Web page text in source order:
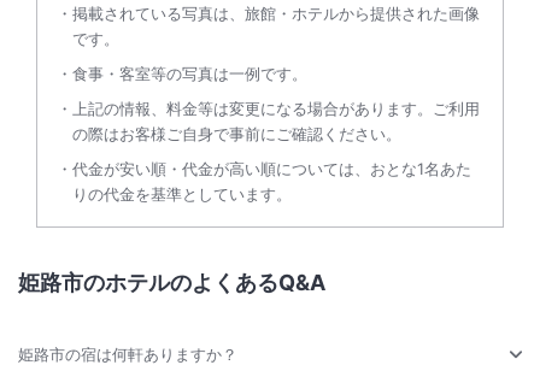
掲載されている写真は、旅館・ホテルから提供された画像
です。
食事・客室等の写真は一例です。
上記の情報、料金等は変更になる場合があります。ご利用
の際はお客様ご自身で事前にご確認ください。
代金が安い順・代金が高い順については、おとな1名あた
りの代金を基準としています。
姫路市のホテルのよくあるQ&A
姫路市の宿は何軒ありますか？